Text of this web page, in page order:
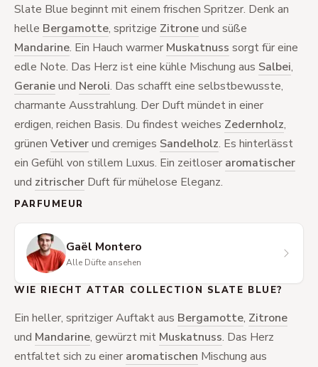
Slate Blue beginnt mit einem frischen Spritzer. Denk an
helle Bergamotte, spritzige Zitroneund süße
Mandarine. Ein Hauch warmer Muskatnuss sorgt für eine
edle Note. Das Herz ist eine kühle Mischung aus Salbei,
Geranieund Neroli. Das schafft eine selbstbewusste,
charmante Ausstrahlung. Der Duft mündet in einer
erdigen, reichen Basis. Du findest weiches Zedernholz,
grünen Vetiverund cremiges Sandelholz. Es hinterlässt
ein Gefühl von stillem Luxus. Ein zeitloser aromatischer
und zitrischer Duft für mühelose Eleganz.
PARFUMEUR
Gaël Montero
Alle Düfte ansehen
WIE RIECHT ATTAR COLLECTION SLATE BLUE?
Ein heller, spritziger Auftakt aus Bergamotte, Zitrone
und Mandarine, gewürzt mit Muskatnuss. Das Herz
entfaltet sich zu einer aromatischen Mischung aus